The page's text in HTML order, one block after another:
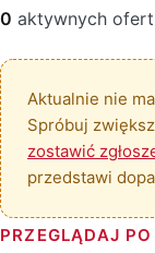
0 aktywnych ofert
Aktualnie nie
Spróbuj
zostawić
przedstawi
PRZEGLĄDAJ